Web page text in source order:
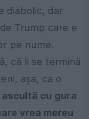
diabolic, dar
Trump care e
pe nume.
că li se termină
așa, ca o
ascultă cu gura
vrea mereu